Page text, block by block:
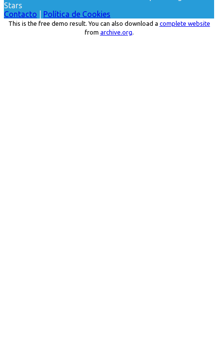
Stars
Contacto
Política de Cookies
This is the free demo result. You can also download a complete website
from archive.org.